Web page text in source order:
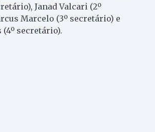
Janad Valcari (2º
Marcelo (3º secretário) e
secretário).